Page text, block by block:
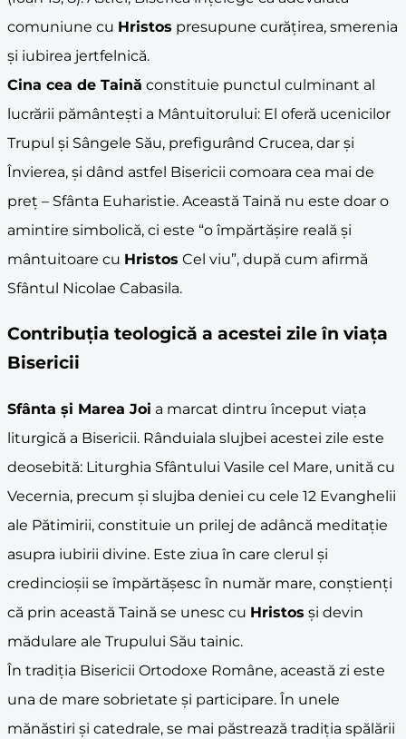
comuniune cu Hristos presupune curățirea, smerenia
și iubirea jertfelnică.
Cina cea de Taină constituie punctul culminant al
lucrării pământești a Mântuitorului: El oferă ucenicilor
Trupul și Sângele Său, prefigurând Crucea, dar și
Învierea, și dând astfel Bisericii comoara cea mai de
preț – Sfânta Euharistie. Această Taină nu este doar o
amintire simbolică, ci este “o împărtășire reală și
mântuitoare cu Hristos Cel viu”, după cum afirmă
Sfântul Nicolae Cabasila.
Contribuția teologică a acestei zile în viața
Bisericii
Sfânta și Marea Joi a marcat dintru început viața
liturgică a Bisericii. Rânduiala slujbei acestei zile este
deosebită: Liturghia Sfântului Vasile cel Mare, unită cu
Vecernia, precum și slujba deniei cu cele 12 Evanghelii
ale Pătimirii, constituie un prilej de adâncă meditație
asupra iubirii divine. Este ziua în care clerul și
credincioșii se împărtășesc în număr mare, conștienți
că prin această Taină se unesc cu Hristos și devin
mădulare ale Trupului Său tainic.
În tradiția Bisericii Ortodoxe Române, această zi este
una de mare sobrietate și participare. În unele
mănăstiri și catedrale, se mai păstrează tradiția spălării